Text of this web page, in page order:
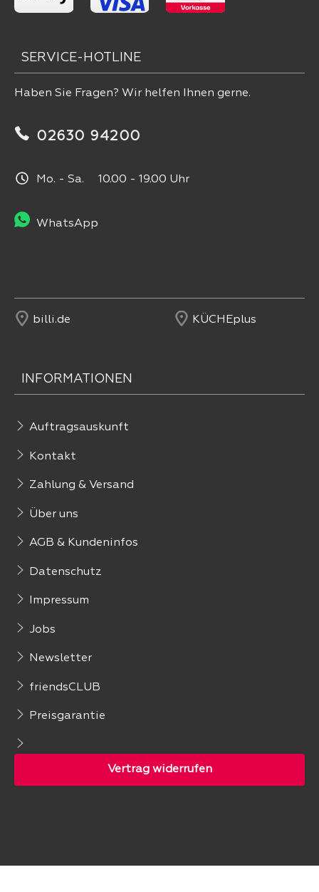
SERVICE-HOTLINE
Haben Sie Fragen? Wir helfen Ihnen gerne.
02630 94200
Mo. - Sa. 10.00 - 19.00 Uhr
WhatsApp
billi.de KÜCHEplus
INFORMATIONEN
Auftragsauskunft
Kontakt
Zahlung & Versand
Über uns
AGB & Kundeninfos
Datenschutz
Impressum
Jobs
Newsletter
friendsCLUB
Preisgarantie